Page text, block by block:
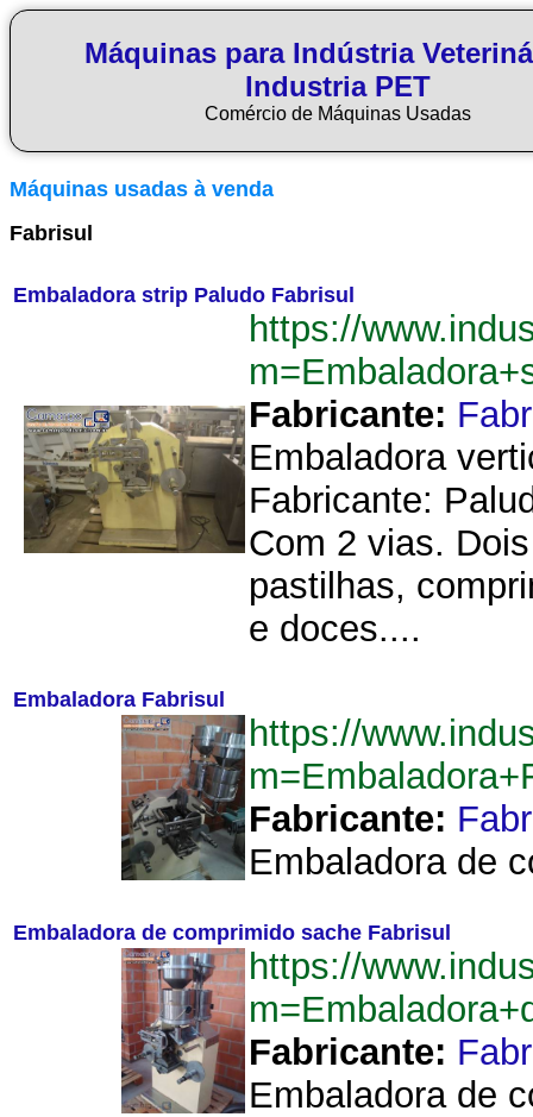
Máquinas para Indústria
Industria PET
Comércio de Máquinas Usadas
Máquinas usadas à venda
Fabrisul
Embaladora strip Paludo Fabrisul
https://
Fabricante:
Embaladora
Fabricante:
Com 2 vias.
pastilhas,
e doces....
Embaladora Fabrisul
https://
Fabricante:
Embaladora de
Embaladora de comprimido sache Fabrisul
https://
Fabricante:
Embaladora de